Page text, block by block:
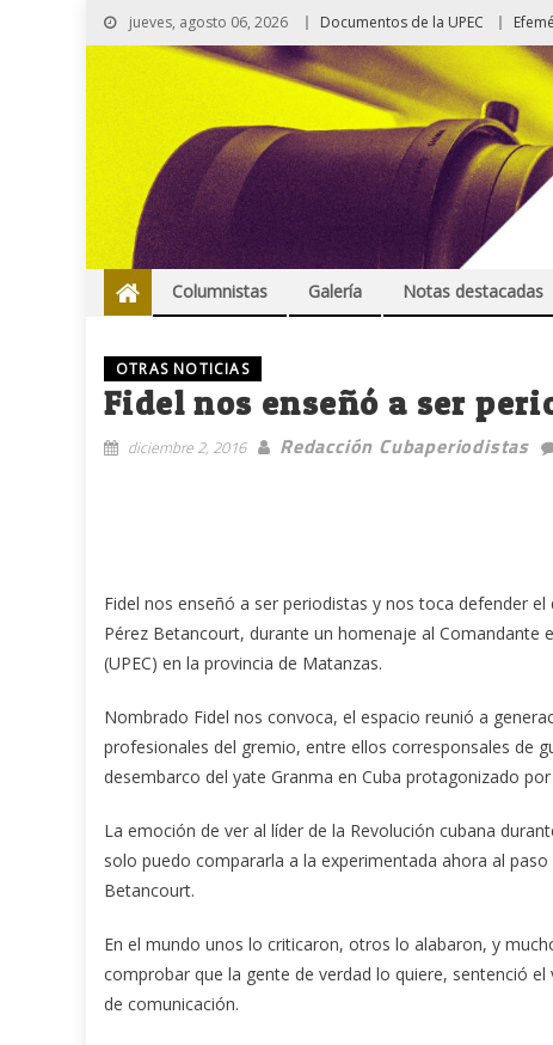
jueves, agosto 06, 2026 Documentos de la UPEC
Columnistas Galería Notas destacadas
OTRAS NOTICIAS
Fidel nos enseñó a ser
diciembre 2, 2016 Redacción Cubaperiodistas
Fidel nos enseñó a ser periodistas y nos toca defender
Pérez Betancourt, durante un homenaje al Comandante
(UPEC) en la provincia de Matanzas.
Nombrado Fidel nos convoca, el espacio reunió a
profesionales del gremio, entre ellos corresponsales de
desembarco del yate Granma en Cuba protagonizado
La emoción de ver al líder de la Revolución cubana
solo puedo compararla a la experimentada ahora al
Betancourt.
En el mundo unos lo criticaron, otros lo alabaron, y
comprobar que la gente de verdad lo quiere, sentenció
de comunicación.